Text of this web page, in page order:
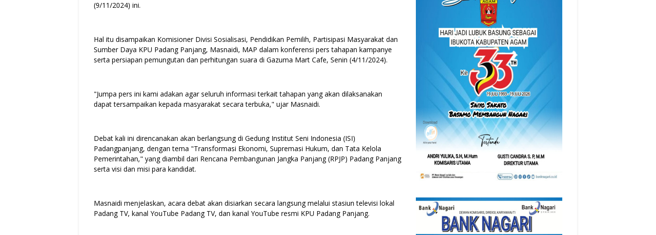
(9/11/2024) ini.
Hal itu disampaikan Komisioner Divisi Sosialisasi, Pendidikan Pemilih, Partisipasi Masyarakat dan
Sumber Daya KPU Padang Panjang, Masnaidi, MAP dalam konferensi pers tahapan kampanye
serta persiapan pemungutan dan perhitungan suara di Gazuma Mart Cafe, Senin (4/11/2024).
"Jumpa pers ini kami adakan agar seluruh informasi terkait tahapan yang akan dilaksanakan
dapat tersampaikan kepada masyarakat secara terbuka," ujar Masnaidi.
Debat kali ini direncanakan akan berlangsung di Gedung Institut Seni Indonesia (ISI)
Padangpanjang, dengan tema "Transformasi Ekonomi, Supremasi Hukum, dan Tata Kelola
Pemerintahan," yang diambil dari Rencana Pembangunan Jangka Panjang (RPJP) Padang Panjang
serta visi dan misi para kandidat.
Masnaidi menjelaskan, acara debat akan disiarkan secara langsung melalui stasiun televisi lokal
Padang TV, kanal YouTube Padang TV, dan kanal YouTube resmi KPU Padang Panjang.